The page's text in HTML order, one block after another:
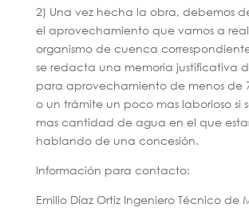
2) Una vez hecha la obra, debemos
el aprovechamiento que vamos a
organismo de cuenca
se redacta una memoria justificativa
para aprovechamiento de menos de
o un trámite un poco mas laborioso si
mas cantidad de agua en el que
hablando de una concesión.
Información para contacto:
Emilio Díaz Ortiz Ingeniero Técnico de